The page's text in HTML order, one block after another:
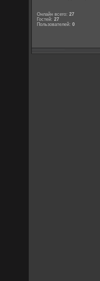
Онлайн всего:27
Гостей:27
Пользователей:0